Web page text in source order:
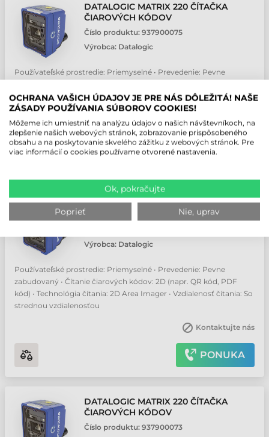
DATALOGIC MATRIX 220 ČÍTAČKA
ČIAROVÝCH KÓDOV
Číslo produktu: 937900075
Výrobca: Datalogic
Používateľské prostredie: Priemyselné • Prevedenie: Pevne
kód) • Technológia čítania: 2D Area Imager • Vzdialenosť čítania: So
strednou vzdialenosťou
Kontaktujte nás
PONUKA
DATALOGIC MATRIX 220 ČÍTAČKA
ČIAROVÝCH KÓDOV
Výrobca: Datalogic
Používateľské prostredie: Priemyselné • Prevedenie: Pevne
zabudovaný • Čítanie čiarových kódov: 2D (napr. QR kód, PDF
kód) • Technológia čítania: 2D Area Imager • Vzdialenosť čítania: So
strednou vzdialenosťou
Kontaktujte nás
PONUKA
DATALOGIC MATRIX 220 ČÍTAČKA
ČIAROVÝCH KÓDOV
Číslo produktu: 937900073
OCHRANA VAŠICH ÚDAJOV JE PRE NÁS DÔLEŽITÁ! NAŠE
ZÁSADY POUŽÍVANIA SÚBOROV COOKIES!
Môžeme ich umiestniť na analýzu údajov o našich návštevníkoch, na
zlepšenie našich webových stránok, zobrazovanie prispôsobeného
obsahu a na poskytovanie skvelého zážitku z webových stránok. Pre
viac informácií o cookies používame otvorené nastavenia.
Ok, pokračujte
Poprieť Nie, uprav